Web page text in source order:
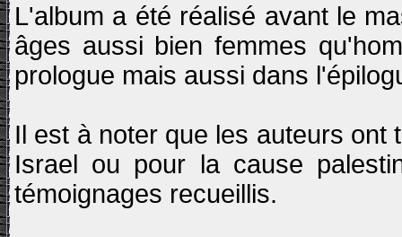
L'album a été réalisé avant le
âges aussi bien femmes
prologue mais aussi dans
Il est à noter que les auteurs ont
Israel ou pour la cause
témoignages recueillis.